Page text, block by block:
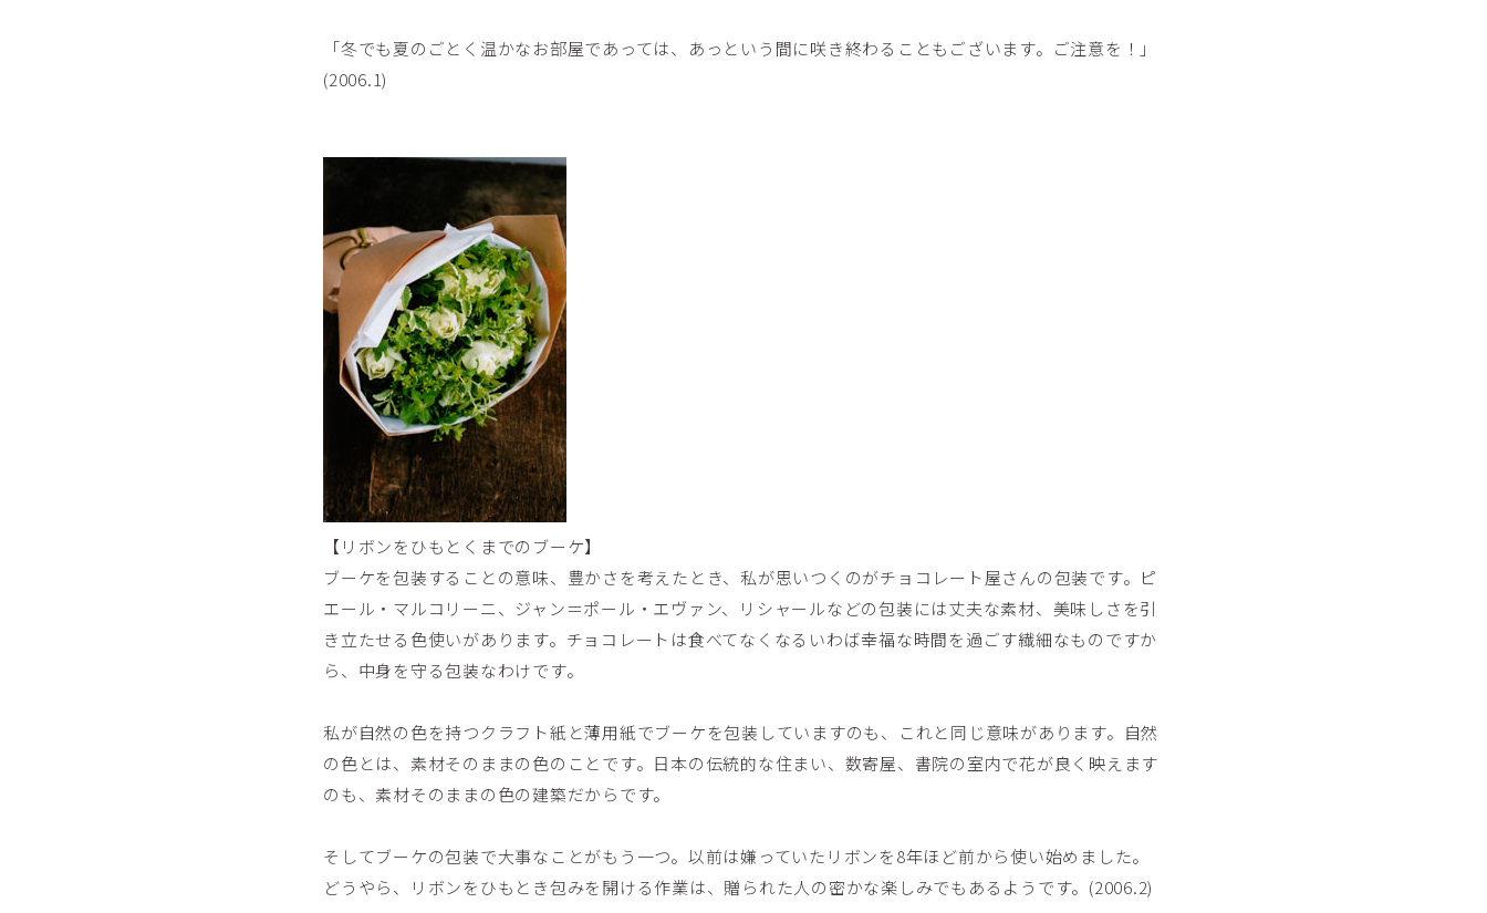
「冬でも夏のごとく温かなお部屋であっては、あっという間に咲き終わることもございます。ご注意を！」
(2006.1)
【リボンをひもとくまでのブーケ】
ブーケを包装することの意味、豊かさを考えたとき、私が思いつくのがチョコレート屋さんの包装です。ピ
エール・マルコリーニ、ジャン＝ポール・エヴァン、リシャールなどの包装には丈夫な素材、美味しさを引
き立たせる色使いがあります。チョコレートは食べてなくなるいわば幸福な時間を過ごす繊細なものですか
ら、中身を守る包装なわけです。
私が自然の色を持つクラフト紙と薄用紙でブーケを包装していますのも、これと同じ意味があります。自然
の色とは、素材そのままの色のことです。日本の伝統的な住まい、数寄屋、書院の室内で花が良く映えます
のも、素材そのままの色の建築だからです。
そしてブーケの包装で大事なことがもう一つ。以前は嫌っていたリボンを8年ほど前から使い始めました。
どうやら、リボンをひもとき包みを開ける作業は、贈られた人の密かな楽しみでもあるようです。(2006.2)